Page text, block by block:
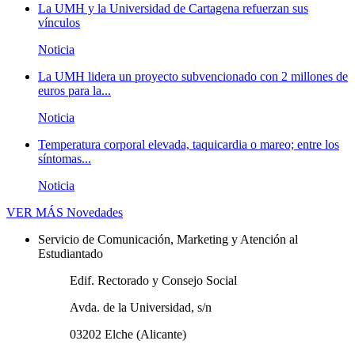
La UMH y la Universidad de Cartagena refuerzan sus
vínculos
Noticia
La UMH lidera un proyecto subvencionado con 2 millones de
euros para la...
Noticia
Temperatura corporal elevada, taquicardia o mareo; entre los
síntomas...
Noticia
VER MÁS Novedades
Servicio de Comunicación, Marketing y Atención al
Estudiantado
Edif. Rectorado y Consejo Social
Avda. de la Universidad, s/n
03202 Elche (Alicante)